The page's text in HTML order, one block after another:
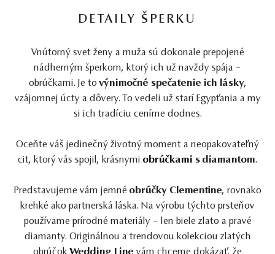
DETAILY ŠPERKU
Vnútorný svet ženy a muža sú dokonale prepojené
nádherným šperkom, ktorý ich už navždy spája –
obrúčkami. Je tovýnimočné spečatenie ich lásky,
vzájomnej úcty a dôvery. To vedeli už starí Egypťania a my
si ich tradíciu ceníme dodnes.
Oceňte váš jedinečný životný moment a neopakovateľný
cit, ktorý vás spojil, krásnymi obrúčkami s diamantom.
Predstavujeme vám jemné obrúčky Clementine, rovnako
krehké ako partnerská láska. Na výrobu týchto prsteňov
používame prírodné materiály – len biele zlato a pravé
diamanty. Originálnou a trendovou kolekciou zlatých